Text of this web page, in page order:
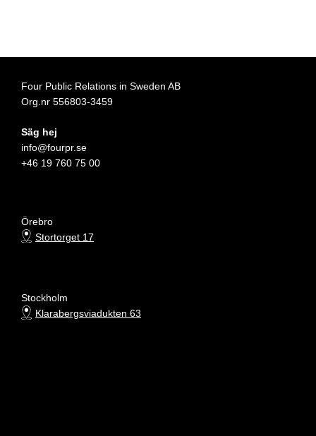
Four Public Relations in Sweden AB
Org.nr 556803-3459
Säg hej
info@fourpr.se
+46 19 760 75 00
Örebro
Stortorget 17
Stockholm
Klarabergsviadukten 63